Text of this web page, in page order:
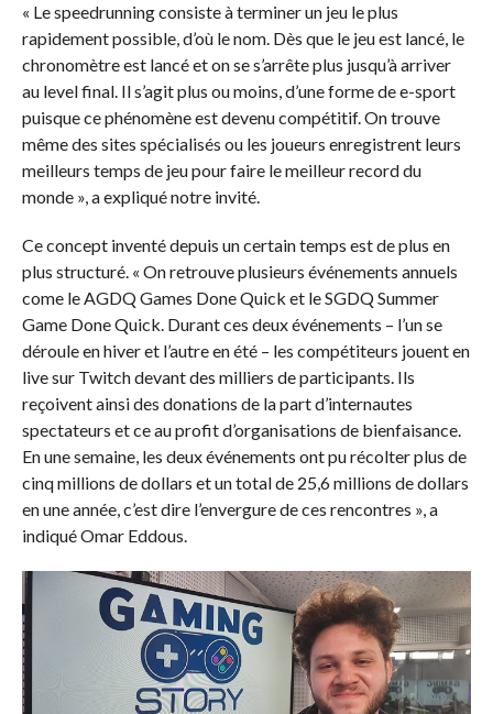
« Le speedrunning consiste à terminer un jeu le plus
rapidement possible, d’où le nom. Dès que le jeu est lancé, le
chronomètre est lancé et on se s’arrête plus jusqu’à arriver
au level final. Il s’agit plus ou moins, d’une forme de e-sport
puisque ce phénomène est devenu compétitif. On trouve
même des sites spécialisés ou les joueurs enregistrent leurs
meilleurs temps de jeu pour faire le meilleur record du
monde », a expliqué notre invité.
Ce concept inventé depuis un certain temps est de plus en
plus structuré. « On retrouve plusieurs événements annuels
come le AGDQ Games Done Quick et le SGDQ Summer
Game Done Quick. Durant ces deux événements – l’un se
déroule en hiver et l’autre en été – les compétiteurs jouent en
live sur Twitch devant des milliers de participants. Ils
reçoivent ainsi des donations de la part d’internautes
spectateurs et ce au profit d’organisations de bienfaisance.
En une semaine, les deux événements ont pu récolter plus de
cinq millions de dollars et un total de 25,6 millions de dollars
en une année, c’est dire l’envergure de ces rencontres », a
indiqué Omar Eddous.